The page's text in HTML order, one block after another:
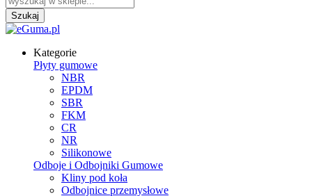
Kategorie
Płyty gumowe
NBR
EPDM
SBR
FKM
CR
NR
Silikonowe
Odboje i Odbojniki Gumowe
Kliny pod koła
Odbojnice przemysłowe